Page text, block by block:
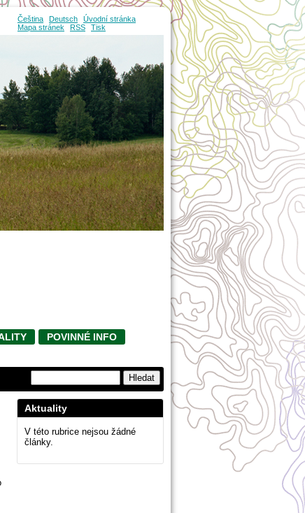
POVINNÉ INFO
Aktuality
V této rubrice nejsou žádné
články.
Čeština Deutsch
Úvodní stránka
Mapa stránek
RSS Tisk